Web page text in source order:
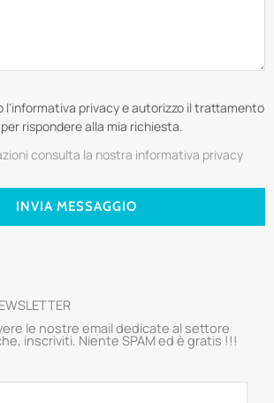
l'informativa privacy e autorizzo il trattamento
rispondere alla mia richiesta.
consulta la nostra informativa privacy
INVIA MESSAGGIO
le nostre email dedicate al settore
inscriviti. Niente SPAM ed è gratis !!!